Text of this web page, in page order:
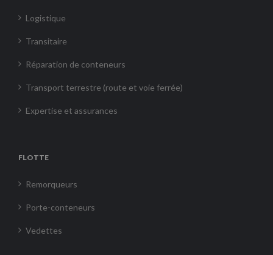
Logistique
Transitaire
Réparation de conteneurs
Transport terrestre (route et voie ferrée)
Expertise et assurances
FLOTTE
Remorqueurs
Porte-conteneurs
Vedettes